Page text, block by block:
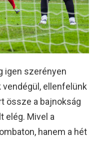
igen szerényen
ellenfelünk
össze a bajnokság
elég. Mivel a
hanem a hét